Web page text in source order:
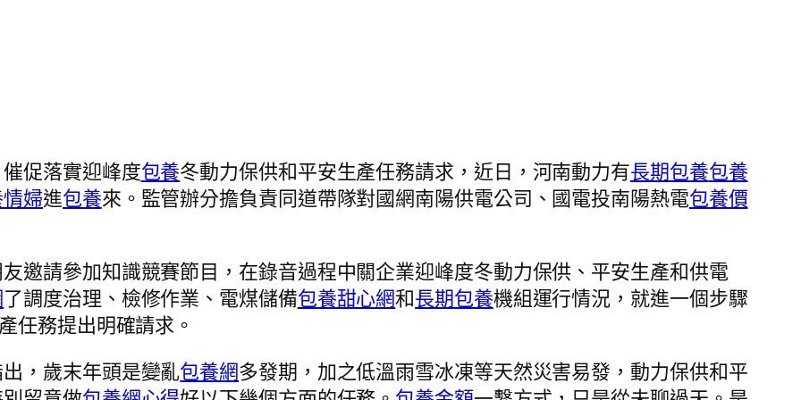
促落實迎峰度包養冬動力保供和平安生產任務請求，近日，河南動力有長期包養包養
婦進包養來。監管辦分擔負責同道帶隊對國網南陽供電公司、國電投南陽熱電包養價
邀請參加知識競賽節目，在錄音過程中關企業迎峰度冬動力保供、平安生產和供電
了調度治理、檢修作業、電煤儲備包養甜心網和長期包養機組運行情況，就進一個步驟
任務提出明確請求。
，歲末年頭是變亂包養網多發期，加之低溫雨雪冰凍等天然災害易發，動力保供和平